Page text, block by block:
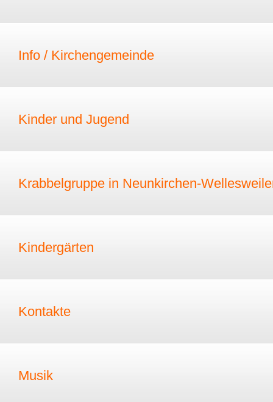
Info / Kirchengemeinde
Kinder und Jugend
Krabbelgruppe in Neunkirchen-
Kindergärten
Kontakte
Musik